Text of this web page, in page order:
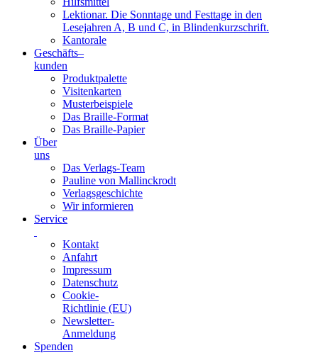
Lektionar. Die Sonntage und Festtage in den
Lesejahren A, B und C, in Blindenkurzschrift.
Kantorale
Geschäfts­–
kunden
Produktpalette
Visitenkarten
Musterbeispiele
Das Braille-Format
Das Braille-Papier
Über
uns
Das Verlags-Team
Pauline von Mallinckrodt
Verlagsgeschichte
Wir informieren
Service
Kontakt
Anfahrt
Impressum
Datenschutz
Cookie-
Richtlinie (EU)
Newsletter-
Anmeldung
Spenden